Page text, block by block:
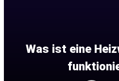
Was ist eine